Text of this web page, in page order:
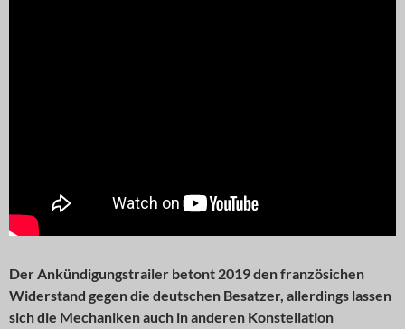
Der Ankündigungstrailer betont 2019 den französichen
Widerstand gegen die deutschen Besatzer, allerdings lassen
sich die Mechaniken auch in anderen Konstellation